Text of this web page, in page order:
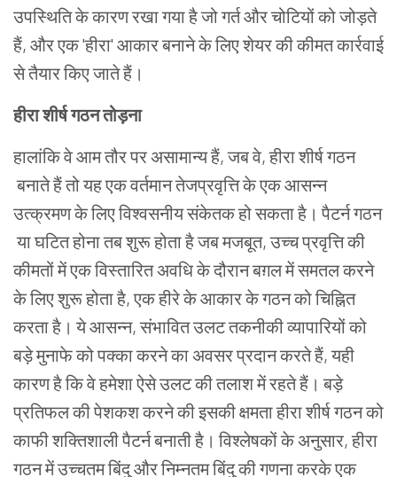
उपस्थितिकेकारणरखागयाहैजोगर्तऔरचोटियोंकोजोड़ते
हैं, औरएक'हीरा' आकारबनानेकेलिएशेयरकीकीमतकार्रवाई
सेतैयारकिएजातेहैं।
हीराशीर्षगठनतोड़ना
हालांकिवेआमतौरपरअसामान्यहैं,जबवे,हीराशीर्षगठन
बनाते हैं तो यहएकवर्तमानतेजप्रवृत्तिकेएकआसन्न
उत्क्रमणकेलिएविश्वसनीयसंकेतकहोसकताहै। पैटर्नगठन
याघटितहोना तबशुरूहोताहैजबमजबूत,उच्च प्रवृत्ति की
कीमतोंमेंएकविस्तारितअवधिकेदौरानबग़लमेंसमतलकरने
केलिएशुरूहोताहै,एकहीरेकेआकारकेगठनकोचिह्नित
करता है। येआसन्न,संभावितउलटतकनीकीव्यापारियोंको
बड़ेमुनाफेकोपक्काकरनेकाअवसरप्रदानकरतेहैं,यही
कारणहैकिवेहमेशाऐसेउलटकीतलाशमेंरहतेहैं। बड़े
प्रतिफलकीपेशकशकरनेकीइसकीक्षमताहीराशीर्षगठनको
काफीशक्तिशालीपैटर्नबनातीहै। विश्लेषकोंकेअनुसार, हीरा
गठनमेंउच्चतमबिंदुऔरनिम्नतमबिंदुकीगणनाकरकेएक